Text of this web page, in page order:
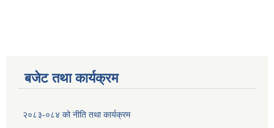
बजेट तथा कार्यक्रम
२०८३-०८४ को नीति तथा कार्यक्रम